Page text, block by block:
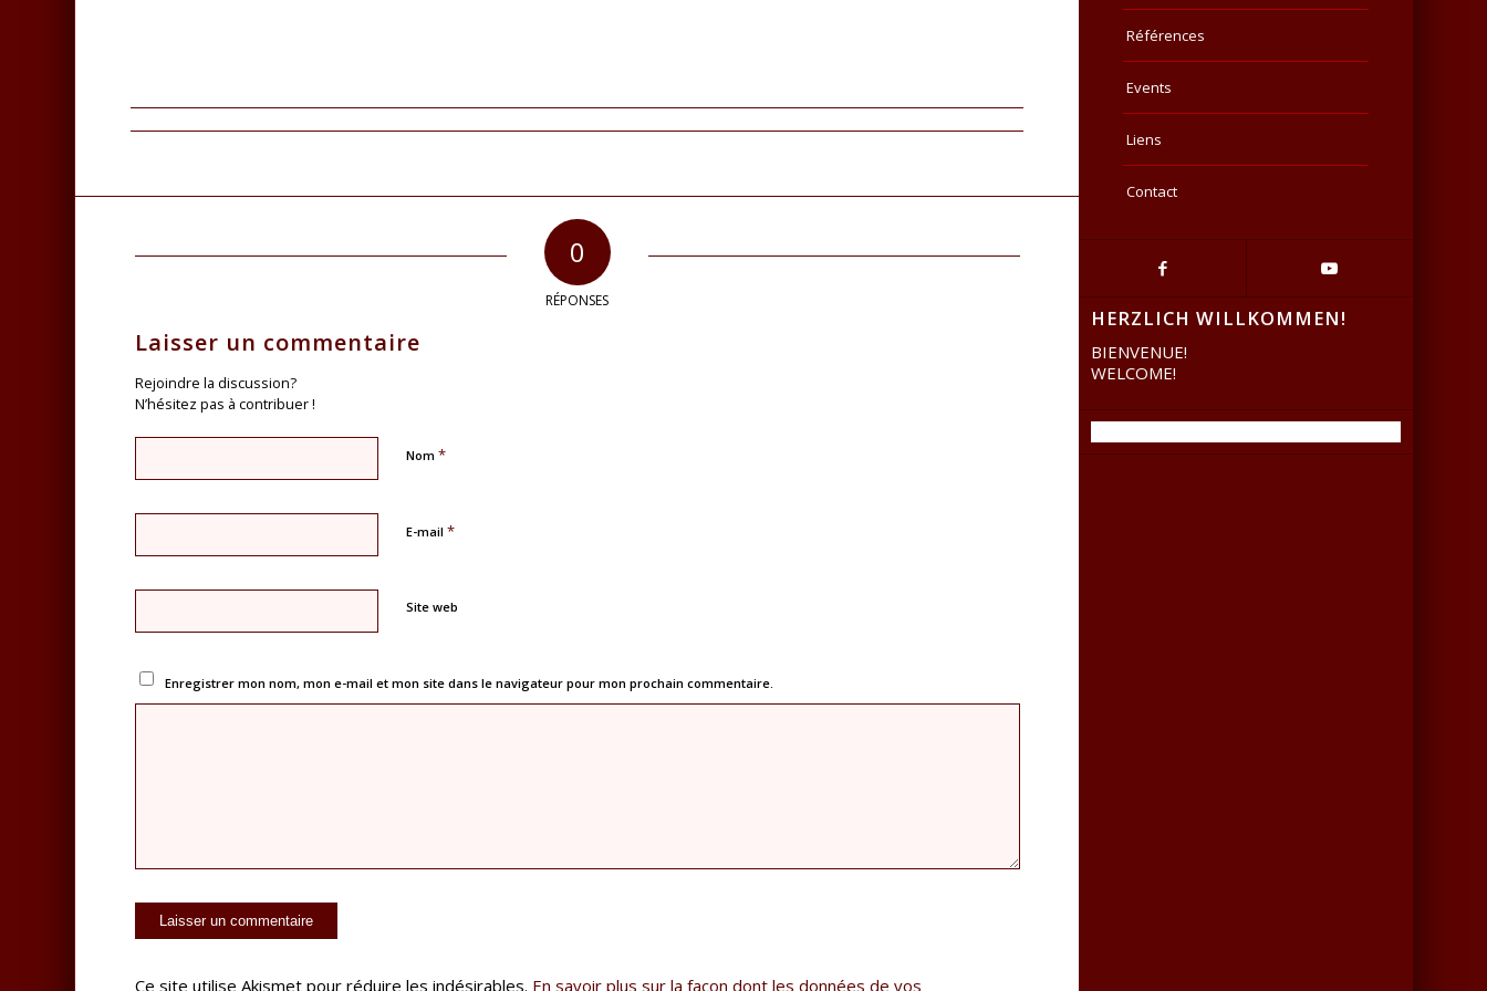
Références
Events
Liens
Contact
HERZLICH WILLKOMMEN!
BIENVENUE!
WELCOME!
0
RÉPONSES
Laisser un commentaire
Rejoindre la discussion?
N’hésitez pas à contribuer !
Nom *
E-mail *
Site web
Enregistrer mon nom, mon e-mail et mon site dans le navigateur pour mon prochain commentaire.
Ce site utilise Akismet pour réduire les indésirables. En savoir plus sur la façon dont les données de vos